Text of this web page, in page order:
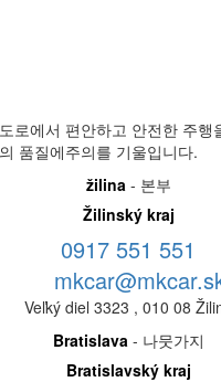
로에서 편안하고 안전한 주행
품질에주의를 기울입니다.
žilina - 본부
Žilinský kraj
0917 551 551
Veľký diel 3323 , 010 08
Bratislava - 나뭇가지
Bratislavský kraj